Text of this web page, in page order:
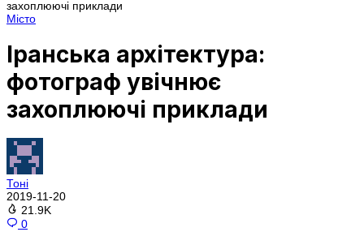
захоплюючі приклади
Місто
Іранська архітектура:
фотограф увічнює
захоплюючі приклади
Тоні
2019-11-20
21.9K
0